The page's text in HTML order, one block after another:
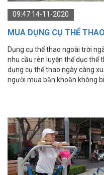
09:47 14-11-2020
MUA DỤNG CỤ THỂ
LƯỢNG?
Dụng cụ thể thao ngoài trời
nhu cầu rèn luyện thể dục thể
dụng cụ thể thao ngày càng
người mua băn khoăn không